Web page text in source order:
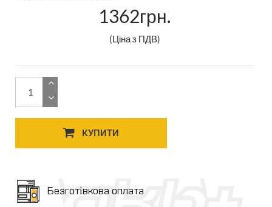
1362грн.
(Ціна з ПДВ)
КУПИТИ
Безготівкова оплата